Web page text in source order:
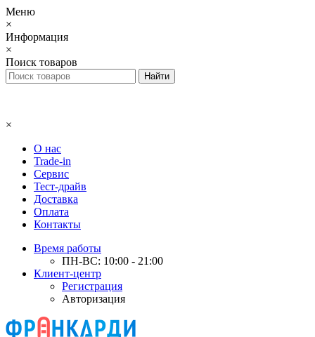
Меню
×
Информация
×
Поиск товаров
×
О нас
Trade-in
Сервис
Тест-драйв
Доставка
Оплата
Контакты
Время работы
ПН-ВС: 10:00 - 21:00
Клиент-центр
Регистрация
Авторизация